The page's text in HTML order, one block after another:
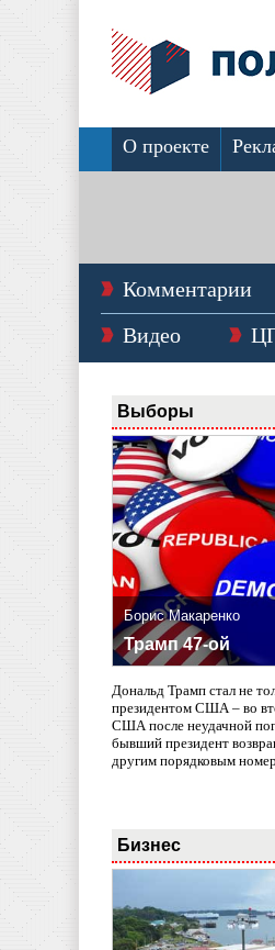
О проекте
Комментарии
Видео
Выборы
Борис Макаренко
Трамп 47-ой
Дональд Трамп стал не
президентом США – во
США после неудачной
бывший президент
другим порядковым
Бизнес